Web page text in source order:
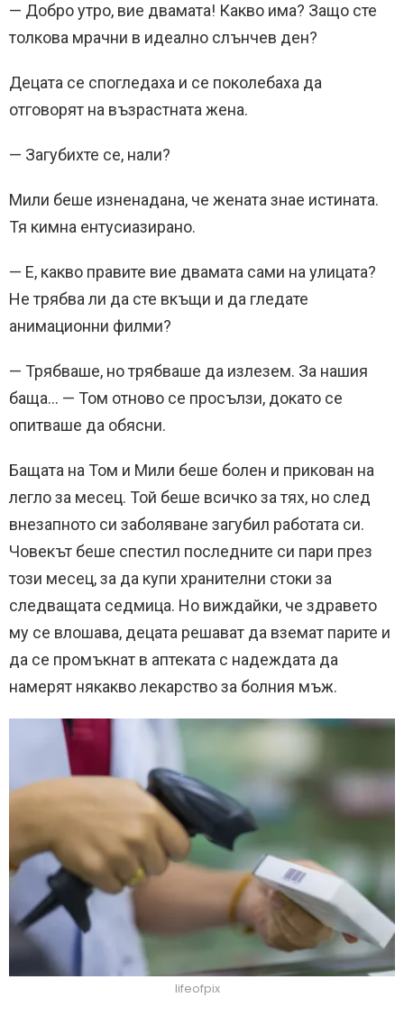
— Добро утро, вие двамата! Какво има? Защо сте
толкова мрачни в идеално слънчев ден?
Децата се спогледаха и се поколебаха да
отговорят на възрастната жена.
— Загубихте се, нали?
Мили беше изненадана, че жената знае истината.
Тя кимна ентусиазирано.
— Е, какво правите вие двамата сами на улицата?
Не трябва ли да сте вкъщи и да гледате
анимационни филми?
— Трябваше, но трябваше да излезем. За нашия
баща… — Том отново се просълзи, докато се
опитваше да обясни.
Бащата на Том и Мили беше болен и прикован на
легло за месец. Той беше всичко за тях, но след
внезапното си заболяване загубил работата си.
Човекът беше спестил последните си пари през
този месец, за да купи хранителни стоки за
следващата седмица. Но виждайки, че здравето
му се влошава, децата решават да вземат парите и
да се промъкнат в аптеката с надеждата да
намерят някакво лекарство за болния мъж.
lifeofpix